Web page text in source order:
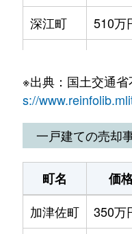
深江町
510万
深江町
100万
南有馬町
110万
※出典：国土交通
s://
一戸建ての売却
町名 価
加津佐町
350万